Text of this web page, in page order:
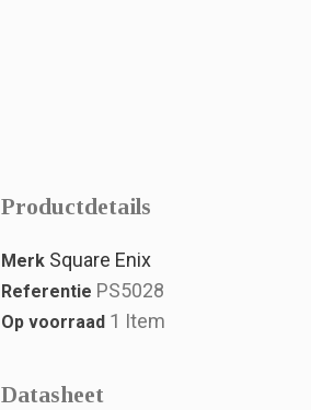
Productdetails
Merk Square Enix
Referentie PS5028
Op voorraad 1 Item
Datasheet